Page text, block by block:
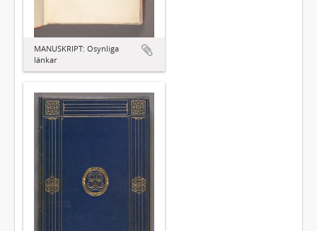
MANUSKRIPT: Osynliga
länkar